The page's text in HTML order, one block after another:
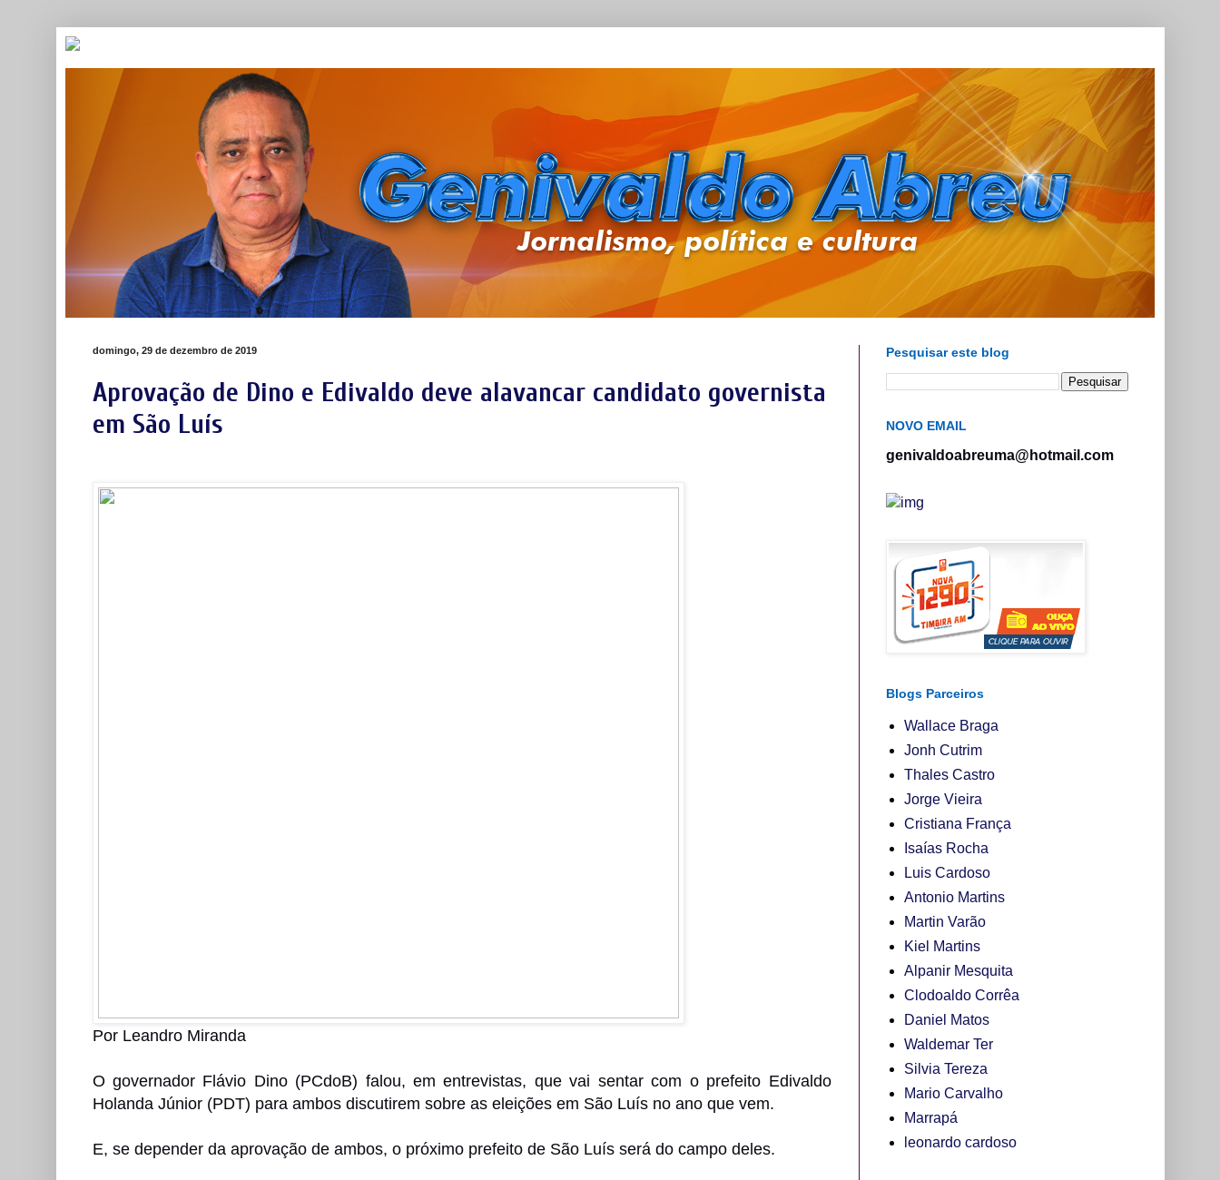
domingo, 29 de dezembro de 2019
Aprovação de Dino e Edivaldo deve alavancar candidato governista
em São Luís
Por Leandro Miranda
O governador Flávio Dino (PCdoB) falou, em entrevistas, que vai sentar com o prefeito Edivaldo
Holanda Júnior (PDT) para ambos discutirem sobre as eleições em São Luís no ano que vem.
E, se depender da aprovação de ambos, o próximo prefeito de São Luís será do campo deles.
Pesquisar este blog
NOVO EMAIL
genivaldoabreuma@hotmail.com
Blogs Parceiros
Wallace Braga
Jonh Cutrim
Thales Castro
Jorge Vieira
Cristiana França
Isaías Rocha
Luis Cardoso
Antonio Martins
Martin Varão
Kiel Martins
Alpanir Mesquita
Clodoaldo Corrêa
Daniel Matos
Waldemar Ter
Silvia Tereza
Mario Carvalho
Marrapá
leonardo cardoso